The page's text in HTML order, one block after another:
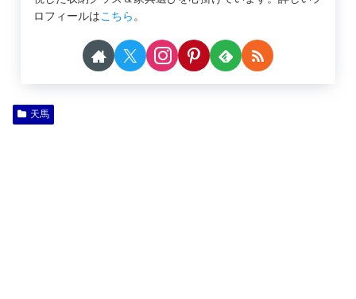
ロフィールはこちら 。
天馬